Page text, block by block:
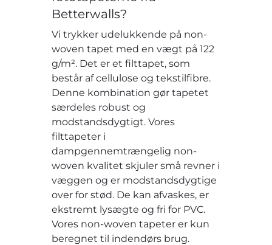
Betterwalls?
Vi trykker udelukkende på non-
woven tapet med en vægt på 122
g/m². Det er et filttapet, som
består af cellulose og tekstilfibre.
Denne kombination gør tapetet
særdeles robust og
modstandsdygtigt. Vores
filttapeter i
dampgennemtrængelig non-
woven kvalitet skjuler små revner i
væggen og er modstandsdygtige
over for stød. De kan afvaskes, er
ekstremt lysægte og fri for PVC.
Vores non-woven tapeter er kun
beregnet til indendørs brug.